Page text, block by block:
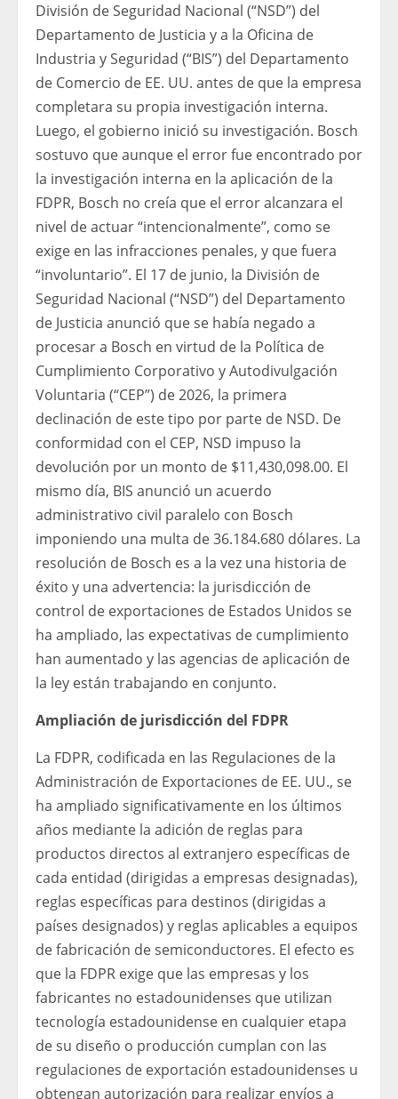
División de Seguridad Nacional (“NSD”) del
Departamento de Justicia y a la Oficina de
Industria y Seguridad (“BIS”) del Departamento
de Comercio de EE. UU. antes de que la empresa
completara su propia investigación interna.
Luego, el gobierno inició su investigación. Bosch
sostuvo que aunque el error fue encontrado por
la investigación interna en la aplicación de la
FDPR, Bosch no creía que el error alcanzara el
nivel de actuar “intencionalmente”, como se
exige en las infracciones penales, y que fuera
“involuntario”. El 17 de junio, la División de
Seguridad Nacional (“NSD”) del Departamento
de Justicia anunció que se había negado a
procesar a Bosch en virtud de la Política de
Cumplimiento Corporativo y Autodivulgación
Voluntaria (“CEP”) de 2026, la primera
declinación de este tipo por parte de NSD. De
conformidad con el CEP, NSD impuso la
devolución por un monto de $11,430,098.00. El
mismo día, BIS anunció un acuerdo
administrativo civil paralelo con Bosch
imponiendo una multa de 36.184.680 dólares. La
resolución de Bosch es a la vez una historia de
éxito y una advertencia: la jurisdicción de
control de exportaciones de Estados Unidos se
ha ampliado, las expectativas de cumplimiento
han aumentado y las agencias de aplicación de
la ley están trabajando en conjunto.
Ampliación de jurisdicción del FDPR
La FDPR, codificada en las Regulaciones de la
Administración de Exportaciones de EE. UU., se
ha ampliado significativamente en los últimos
años mediante la adición de reglas para
productos directos al extranjero específicas de
cada entidad (dirigidas a empresas designadas),
reglas específicas para destinos (dirigidas a
países designados) y reglas aplicables a equipos
de fabricación de semiconductores. El efecto es
que la FDPR exige que las empresas y los
fabricantes no estadounidenses que utilizan
tecnología estadounidense en cualquier etapa
de su diseño o producción cumplan con las
regulaciones de exportación estadounidenses u
obtengan autorización para realizar envíos a